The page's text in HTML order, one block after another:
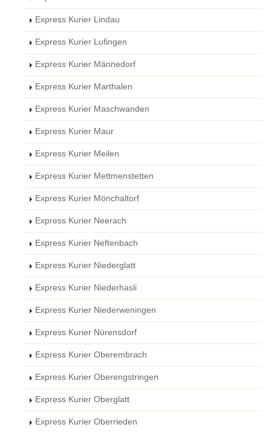
Express Kurier Lindau
Express Kurier Lufingen
Express Kurier Männedorf
Express Kurier Marthalen
Express Kurier Maschwanden
Express Kurier Maur
Express Kurier Meilen
Express Kurier Mettmenstetten
Express Kurier Mönchaltorf
Express Kurier Neerach
Express Kurier Neftenbach
Express Kurier Niederglatt
Express Kurier Niederhasli
Express Kurier Niederweningen
Express Kurier Nürensdorf
Express Kurier Oberembrach
Express Kurier Oberengstringen
Express Kurier Oberglatt
Express Kurier Oberrieden